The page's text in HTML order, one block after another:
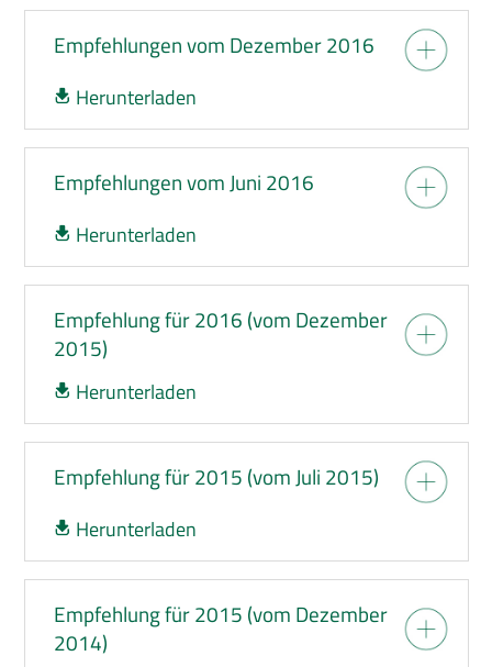
Empfehlungen vom Dezember 2016
Herunterladen
Empfehlungen vom Juni 2016
Herunterladen
Empfehlung für 2016 (vom Dezember
2015)
Herunterladen
Empfehlung für 2015 (vom Juli 2015)
Herunterladen
Empfehlung für 2015 (vom Dezember
2014)